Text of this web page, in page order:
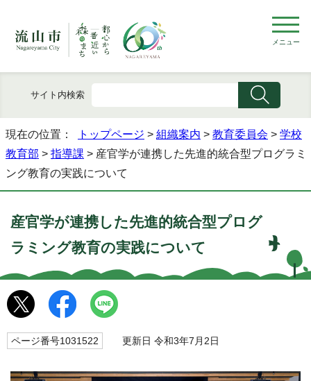
メニュー
サイト内検索
現在の位置： トップページ > 組織案内 > 教育委員会 > 学校
教育部 > 指導課 > 産官学が連携した先進的統合型プログラミ
ング教育の実践について
産官学が連携した先進的統合型プログ
ラミング教育の実践について
ページ番号1031522 更新日 令和3年7月2日